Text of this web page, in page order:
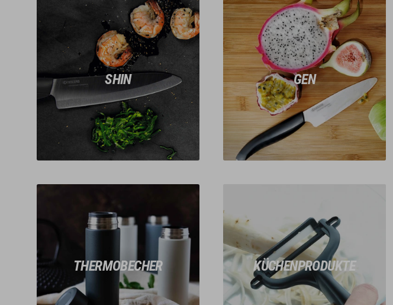
SHIN GEN
THERMOBECHER KÜCHENPRODUKTE